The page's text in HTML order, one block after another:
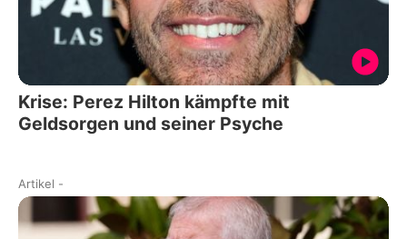
Krise: Perez Hilton kämpfte mit
Geldsorgen und seiner Psyche
Artikel -